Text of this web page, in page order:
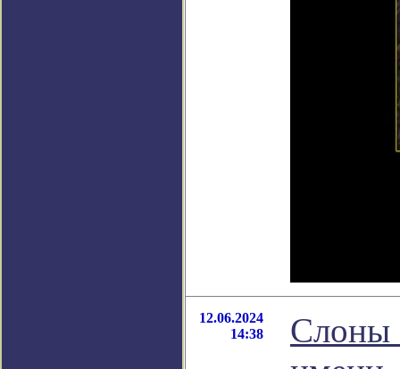
12.06.2024
14:38
Слоны